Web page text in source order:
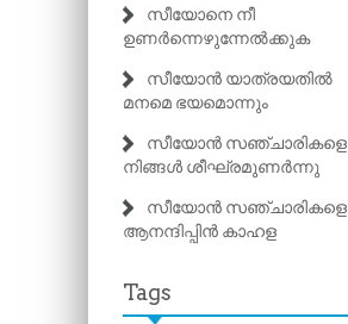
സീയോനെ നീ
ഉണർന്നെഴുന്നേൽക്കുക
സീയോൻ യാത്രയതിൽ
മനമെ ഭയമൊന്നും
സീയോൻ സഞ്ചാരികളെ
നിങ്ങൾ ശീഘ്രമുണർന്നു
സീയോൻ സഞ്ചാരികളെ
ആനന്ദിപ്പിൻ കാഹള
Tags